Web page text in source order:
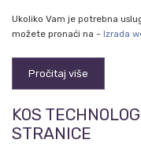
Ukoliko Vam je potrebna
možete pronaći na - Izrada
Pročitaj više
KOS
STRANICE